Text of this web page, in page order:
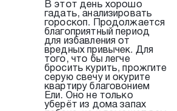
В этот день хорошо
гадать, анализировать
гороскоп. Продолжается
благоприятный период
для избавления от
вредных привычек. Для
того, что бы легче
бросить курить, прожгите
серую свечу и окурите
квартиру благовонием
Ели. Оно не только
уберёт из дома запах